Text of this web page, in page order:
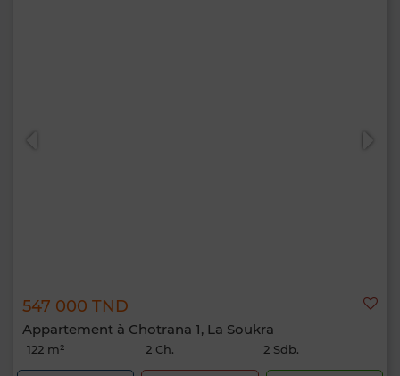
547 000 TND
Appartement à Chotrana 1, La Soukra
122 m² 2 Ch. 2 Sdb.